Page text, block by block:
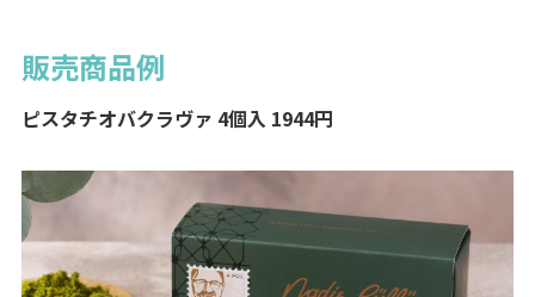
販売商品例
ピスタチオバクラヴァ 4個入 1944円